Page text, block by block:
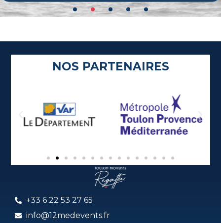
NOS PARTENAIRES
+33 6 22 53 27 65
info@12medevents.fr